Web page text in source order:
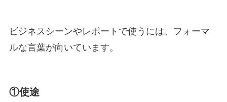
ビジネスシーンやレポートで使うには、フォーマ
ルな言葉が向いています。
①使途